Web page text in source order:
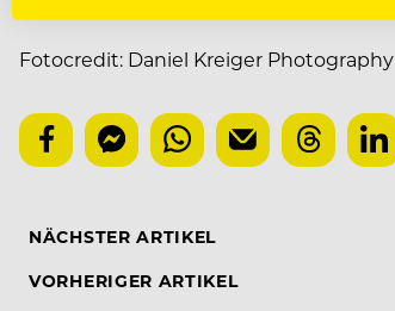
Fotocredit: Daniel Kreiger Photography
NÄCHSTER ARTIKEL
VORHERIGER ARTIKEL